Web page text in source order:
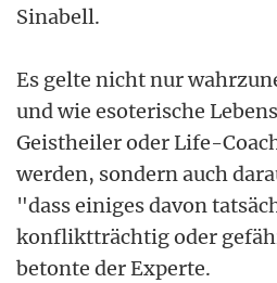
Sinabell.
Es gelte nicht nur
und wie esoterische
Geistheiler oder Life-
werden, sondern auch
"dass einiges davon
konfliktträchtig oder
betonte der Experte.